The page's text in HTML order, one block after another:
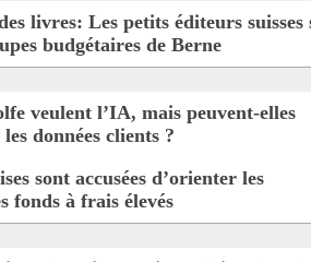
livres: Les petits éditeurs suisses
budgétaires de Berne
veulent l’IA, mais peuvent-elles
données clients ?
sont accusées d’orienter les
fonds à frais élevés